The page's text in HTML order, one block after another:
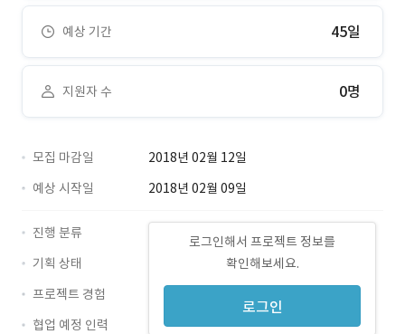
예상 기간 45일
지원자 수 0명
모집 마감일
2018년 02월 12일
예상 시작일
2018년 02월 09일
로그인해서 프로젝트 정보를
확인해보세요.
로그인
진행 분류
기획 상태
프로젝트 경험
협업 예정 인력